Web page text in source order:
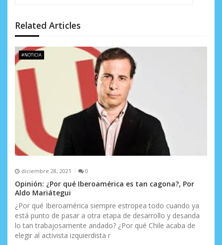
ó
n
d
e
e
n
r
d
a
s
Related Articles
#NOTICIA
diciembre 28, 2021 0
Opinión: ¿Por qué Iberoamérica es tan cagona?, Por
Aldo Mariátegui
¿Por qué Iberoamérica siempre estropea todo cuando ya
está punto de pasar a otra etapa de desarrollo y desanda
lo tan trabajosamente andado? ¿Por qué Chile acaba de
elegir al activista izquierdista r